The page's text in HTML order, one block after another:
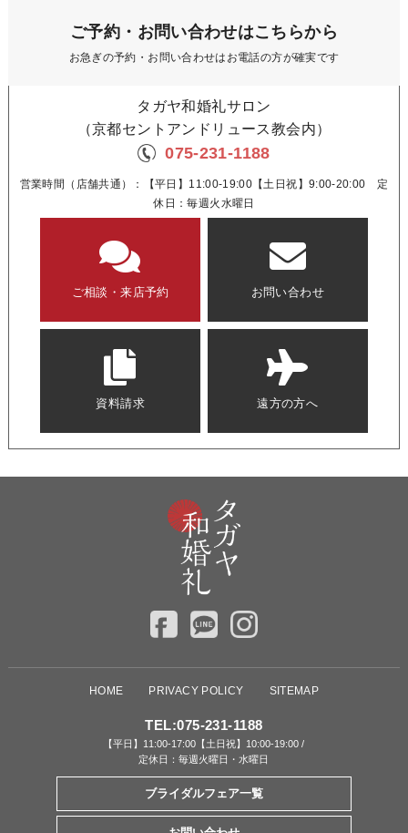
ご予約・お問い合わせはこちらから
お急ぎの予約・お問い合わせはお電話の方が確実です
タガヤ和婚礼サロン
（京都セントアンドリュース教会内）
075-231-1188
営業時間（店舗共通）：【平日】11:00-19:00【土日祝】9:00-20:00 定
休日：毎週火水曜日
ご相談・来店予約 お問い合わせ
資料請求 遠方の方へ
HOME PRIVACY POLICY SITEMAP
TEL:075-231-1188
【平日】11:00-17:00【土日祝】10:00-19:00 /
定休日：毎週火曜日・水曜日
ブライダルフェア一覧